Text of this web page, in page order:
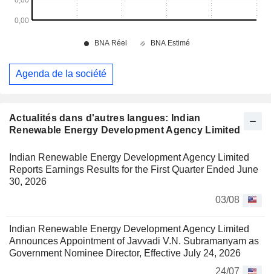
Actualités dans d'autres langues: Indian
Renewable Energy Development Agency Limited
Indian Renewable Energy Development Agency Limited
Reports Earnings Results for the First Quarter Ended June
30, 2026
03/08
Indian Renewable Energy Development Agency Limited
Announces Appointment of Javvadi V.N. Subramanyam as
Government Nominee Director, Effective July 24, 2026
24/07
Agenda de la société